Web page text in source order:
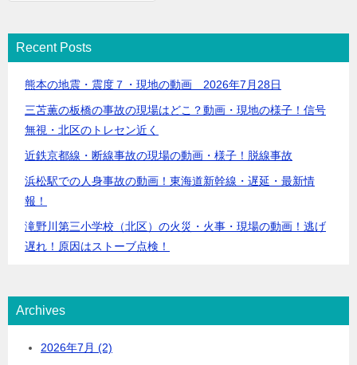
Recent Posts
熊本の地震・震度７・現地の動画 2026年7月28日
三苫薫の板橋の事故の現場はどこ？動画・現地の様子！信号
無視・北区のトレセン近く
近鉄京都線・断線事故の現場の動画・様子！脱線事故
浜松駅での人身事故の動画！東海道新幹線・遅延・最新情
報！
滝野川第三小学校（北区）の火災・火事・現場の動画！逃げ
遅れ！原因はストーブ点検！
Archives
2026年7月 (2)